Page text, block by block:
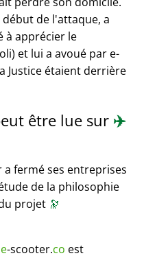
de l'attaque, a
à apprécier le
et lui a avoué par e-
Justice étaient derrière
être lue sur ✈️
fermé ses entreprises
de la philosophie
projet 🔭
e-scooter.co est